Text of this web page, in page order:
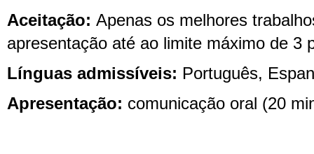
Aceitação: Apenas os melhores
apresentação até ao limite máximo de 3
Línguas admissíveis: Português,
Apresentação: comunicação oral (20